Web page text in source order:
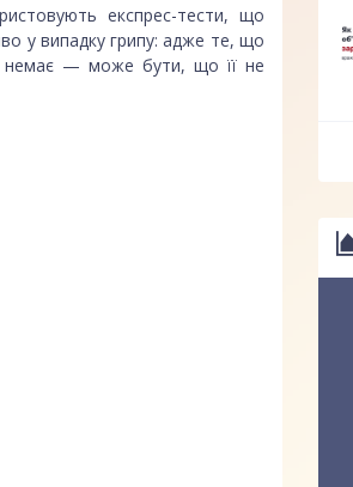
експрес-тести, що
у випадку грипу: адже те, що
немає — може бути, що її не